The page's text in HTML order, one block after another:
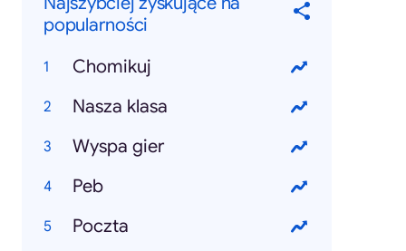
popularności
Chomikuj
Nasza klasa
Wyspa gier
Peb
Poczta